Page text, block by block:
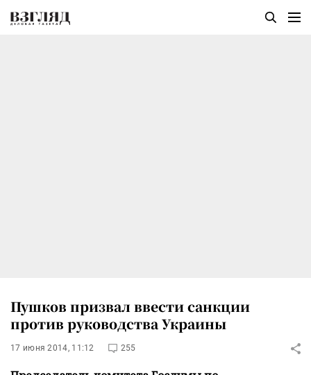
Пушков призвал ввести санкции
против руководства Украины
17 июня 2014, 11:12 255